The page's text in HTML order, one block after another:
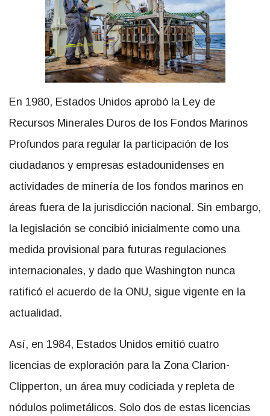
En 1980, Estados Unidos aprobó la Ley de
Recursos Minerales Duros de los Fondos Marinos
Profundos para regular la participación de los
ciudadanos y empresas estadounidenses en
actividades de minería de los fondos marinos en
áreas fuera de la jurisdicción nacional. Sin embargo,
la legislación se concibió inicialmente como una
medida provisional para futuras regulaciones
internacionales, y dado que Washington nunca
ratificó el acuerdo de la ONU, sigue vigente en la
actualidad.
Así, en 1984, Estados Unidos emitió cuatro
licencias de exploración para la Zona Clarion-
Clipperton, un área muy codiciada y repleta de
nódulos polimetálicos. Solo dos de estas licencias